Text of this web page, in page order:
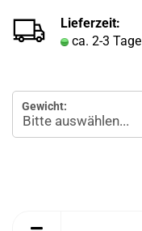
Lieferzeit:
ca. 2-3 Tage
Gewicht: